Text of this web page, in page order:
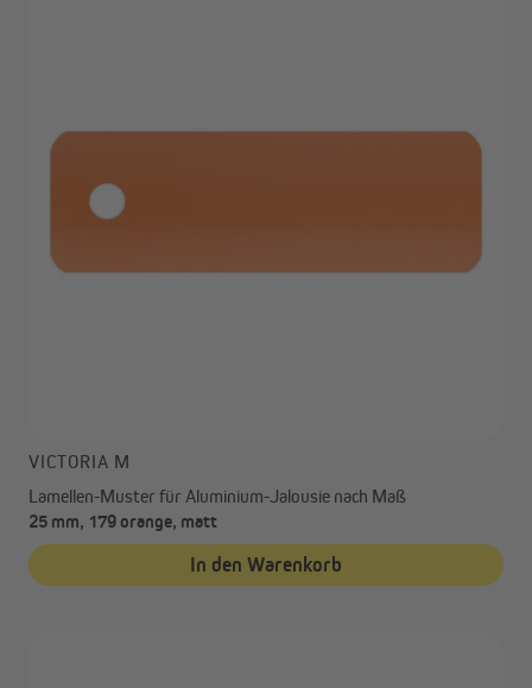
VICTORIA M
Lamellen-Muster für Aluminium-Jalousie nach Maß
25 mm, 179 orange, matt
In den Warenkorb